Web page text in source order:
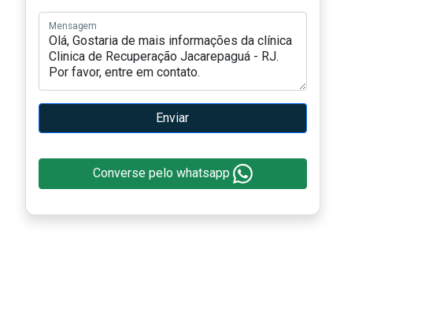
Mensagem
Enviar
Converse pelo whatsapp